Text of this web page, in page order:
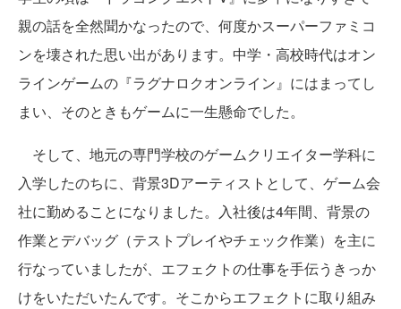
親の話を全然聞かなったので、何度かスーパーファミコ
ンを壊された思い出があります。中学・高校時代はオン
ラインゲームの『ラグナロクオンライン』にはまってし
まい、そのときもゲームに一生懸命でした。
そして、地元の専門学校のゲームクリエイター学科に
入学したのちに、背景3Dアーティストとして、ゲーム会
社に勤めることになりました。入社後は4年間、背景の
作業とデバッグ（テストプレイやチェック作業）を主に
行なっていましたが、エフェクトの仕事を手伝うきっか
けをいただいたんです。そこからエフェクトに取り組み